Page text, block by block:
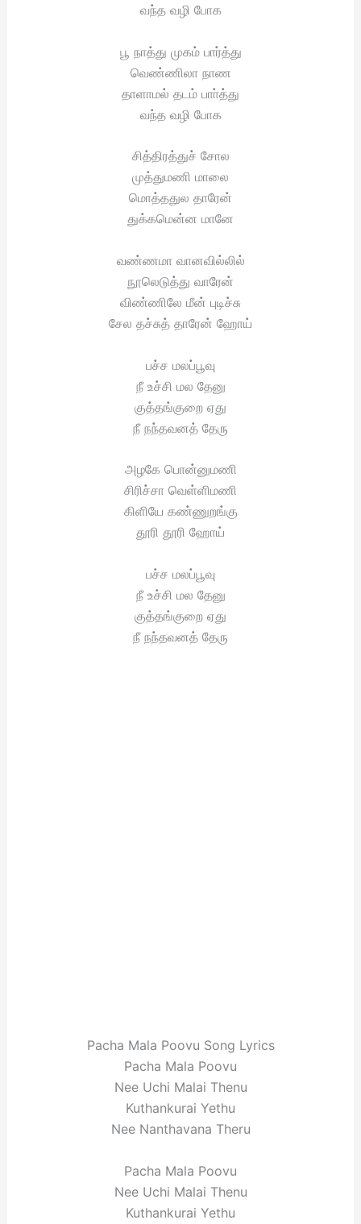
வந்த வழி போக
பூ நாத்து முகம் பார்த்து
வெண்ணிலா நாண
தாளாமல் தடம் பாா்த்து
வந்த வழி போக
சித்திரத்துச் சோல
முத்துமணி மாலை
மொத்ததுல தாரேன்
துக்கமென்ன மானே
வண்ணமா வானவில்லில்
நூலெடுத்து வாரேன்
விண்ணிலே மீன் புடிச்சு
சேல தச்சுத் தாரேன் ஹோய்
பச்ச மலப்பூவு
நீ உச்சி மல தேனு
குத்தங்குறை ஏது
நீ நந்தவனத் தேரு
அழகே பொன்னுமணி
சிரிச்சா வெள்ளிமணி
கிளியே கண்ணுறங்கு
தூரி தூரி ஹோய்
பச்ச மலப்பூவு
நீ உச்சி மல தேனு
குத்தங்குறை ஏது
நீ நந்தவனத் தேரு
Pacha Mala Poovu Song Lyrics
Pacha Mala Poovu
Nee Uchi Malai Thenu
Kuthankurai Yethu
Nee Nanthavana Theru
Pacha Mala Poovu
Nee Uchi Malai Thenu
Kuthankurai Yethu